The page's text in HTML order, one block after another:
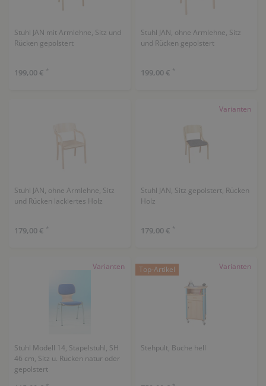
Stuhl JAN mit Armlehne, Sitz und
Rücken gepolstert
199,00 € *
Stuhl JAN, ohne Armlehne, Sitz
und Rücken gepolstert
199,00 € *
Stuhl JAN, ohne Armlehne, Sitz
und Rücken lackiertes Holz
179,00 € *
Varianten
Stuhl JAN, Sitz gepolstert, Rücken
Holz
179,00 € *
Varianten
Stuhl Modell 14, Stapelstuhl, SH
46 cm, Sitz u. Rücken natur oder
gepolstert
Varianten
Top-Artikel
Stehpult, Buche hell